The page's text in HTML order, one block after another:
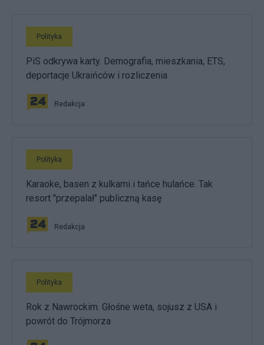
Polityka
PiS odkrywa karty. Demografia, mieszkania, ETS,
deportacje Ukraińców i rozliczenia
Redakcja
Polityka
Karaoke, basen z kulkami i tańce hulańce. Tak
resort "przepalał" publiczną kasę
Redakcja
Polityka
Rok z Nawrockim. Głośne weta, sojusz z USA i
powrót do Trójmorza